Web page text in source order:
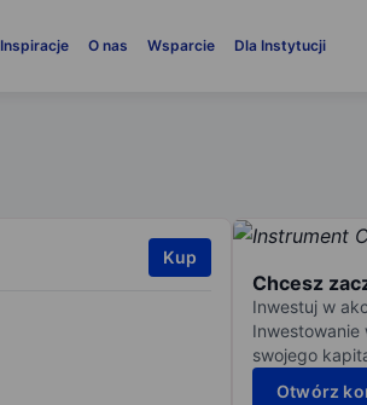
Inspiracje O nas Wsparcie Dla Instytucji
Kup
Chcesz
Inwestuj w
Inwestowanie
swojego
Otwórz